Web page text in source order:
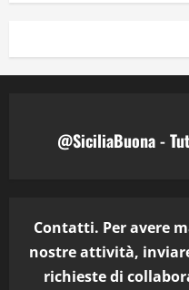
@SiciliaBuona -
Contatti. Per avere
nostre attività,
richieste di